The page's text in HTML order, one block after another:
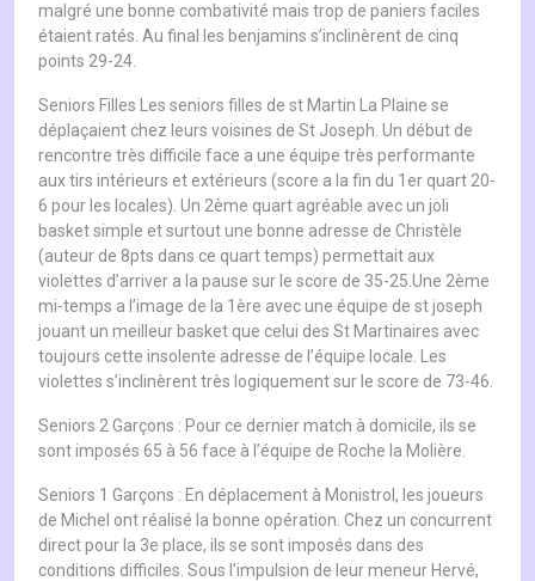
malgré une bonne combativité mais trop de paniers faciles
étaient ratés. Au final les benjamins s’inclinèrent de cinq
points 29-24.
Seniors Filles Les seniors filles de st Martin La Plaine se
déplaçaient chez leurs voisines de St Joseph. Un début de
rencontre très difficile face a une équipe très performante
aux tirs intérieurs et extérieurs (score a la fin du 1er quart 20-
6 pour les locales). Un 2ème quart agréable avec un joli
basket simple et surtout une bonne adresse de Christèle
(auteur de 8pts dans ce quart temps) permettait aux
violettes d’arriver a la pause sur le score de 35-25.Une 2ème
mi-temps a l’image de la 1ère avec une équipe de st joseph
jouant un meilleur basket que celui des St Martinaires avec
toujours cette insolente adresse de l’équipe locale. Les
violettes s’inclinèrent très logiquement sur le score de 73-46.
Seniors 2 Garçons : Pour ce dernier match à domicile, ils se
sont imposés 65 à 56 face à l’équipe de Roche la Molière.
Seniors 1 Garçons : En déplacement à Monistrol, les joueurs
de Michel ont réalisé la bonne opération. Chez un concurrent
direct pour la 3e place, ils se sont imposés dans des
conditions difficiles. Sous l’impulsion de leur meneur Hervé,